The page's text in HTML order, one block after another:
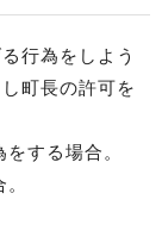
行為をしよう
町長の許可を
する場合。